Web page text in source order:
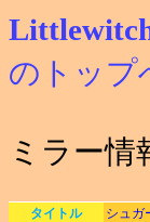
のトップ
ミラー
タイトル
シュ